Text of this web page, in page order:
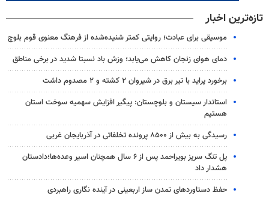
تازه‌ترین اخبار
موسیقی برای عبادت؛ روایتی کمتر شنیده‌شده از فرهنگ معنوی قوم بلوچ
دمای هوای زنجان کاهش می‌یابد؛ وزش باد نسبتا شدید در برخی مناطق
برخورد پراید با تیر برق در شیروان ۲ کشته و ۲ مصدوم داشت
استاندار سیستان و بلوچستان: پیگیر افزایش سهمیه سوخت استان
هستیم
رسیدگی به بیش از ۸۵۰۰ پرونده تخلفاتی در آذربایجان غربی
پل تنگ سریز بویراحمد پس از ۶ سال همچنان اسیر وعده‌ها؛دادستان
هشدار داد
حفظ دستاوردهای تمدن ساز اربعینی در آینده نگاری راهبردی